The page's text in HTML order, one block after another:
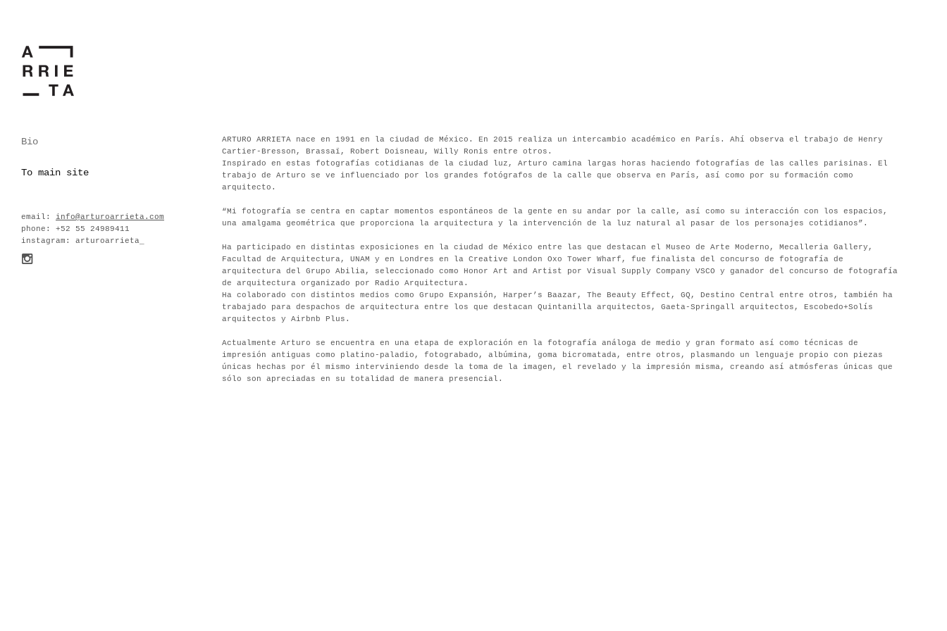
Bio
To main site
email: info@arturoarrieta.com
phone: +52 55 24989411
instagram: arturoarrieta_
ARTURO ARRIETA nace en 1991 en la ciudad de México. En 2015 realiza un intercambio académico en París. Ahí observa el trabajo de Henry
Cartier-Bresson, Brassaï, Robert Doisneau, Willy Ronis entre otros.
Inspirado en estas fotografías cotidianas de la ciudad luz, Arturo camina largas horas haciendo fotografías de las calles parisinas. El
trabajo de Arturo se ve influenciado por los grandes fotógrafos de la calle que observa en París, así como por su formación como
arquitecto.
“Mi fotografía se centra en captar momentos espontáneos de la gente en su andar por la calle, así como su interacción con los espacios,
una amalgama geométrica que proporciona la arquitectura y la intervención de la luz natural al pasar de los personajes cotidianos”.
Ha participado en distintas exposiciones en la ciudad de México entre las que destacan el Museo de Arte Moderno, Mecalleria Gallery,
Facultad de Arquitectura, UNAM y en Londres en la Creative London Oxo Tower Wharf, fue finalista del concurso de fotografía de
arquitectura del Grupo Abilia, seleccionado como Honor Art and Artist por Visual Supply Company VSCO y ganador del concurso de fotografía
de arquitectura organizado por Radio Arquitectura.
Ha colaborado con distintos medios como Grupo Expansión, Harper’s Baazar, The Beauty Effect, GQ, Destino Central entre otros, también ha
trabajado para despachos de arquitectura entre los que destacan Quintanilla arquitectos, Gaeta-Springall arquitectos, Escobedo+Solís
arquitectos y Airbnb Plus.
Actualmente Arturo se encuentra en una etapa de exploración en la fotografía análoga de medio y gran formato así como técnicas de
impresión antiguas como platino-paladio, fotograbado, albúmina, goma bicromatada, entre otros, plasmando un lenguaje propio con piezas
únicas hechas por él mismo interviniendo desde la toma de la imagen, el revelado y la impresión misma, creando así atmósferas únicas que
sólo son apreciadas en su totalidad de manera presencial.